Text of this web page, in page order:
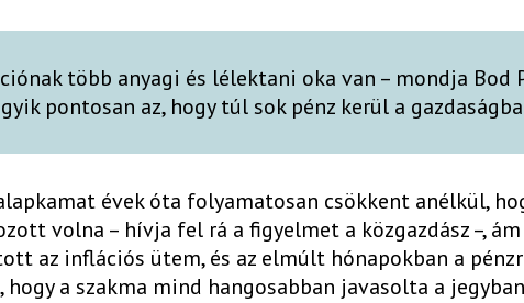
több anyagi és lélektani oka van – mondja Bod
pontosan az, hogy túl sok pénz kerül a
évek óta folyamatosan csökkent anélkül,
volna – hívja fel rá a figyelmet a közgazdász –,
az inflációs ütem, és az elmúlt hónapokban a
a szakma mind hangosabban javasolta a